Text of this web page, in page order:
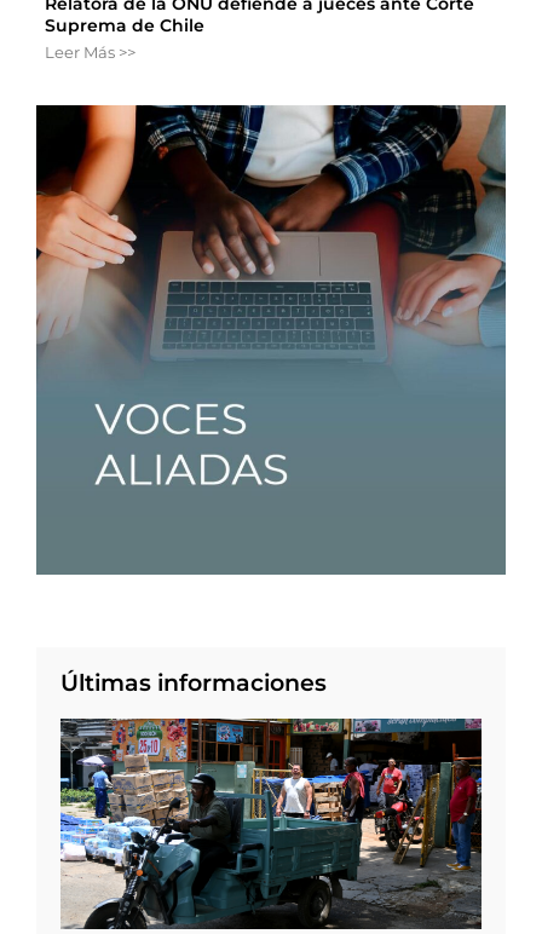
Suprema de Chile
Leer Más >>
Últimas informaciones